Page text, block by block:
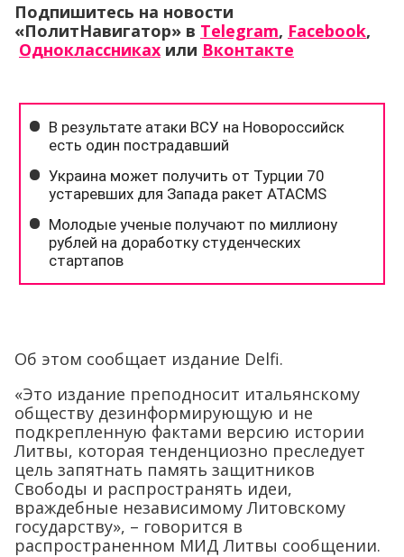
Подпишитесь на новости
«ПолитНавигатор» в Telegram, Facebook,
Одноклассниках или Вконтакте
Об этом сообщает издание Delfi.
«Это издание преподносит итальянскому
обществу дезинформирующую и не
подкрепленную фактами версию истории
Литвы, которая тенденциозно преследует
цель запятнать память защитников
Свободы и распространять идеи,
враждебные независимому Литовскому
государству», – говорится в
распространенном МИД Литвы сообщении.